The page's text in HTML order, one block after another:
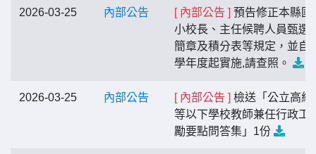
2026-03-25 內部公告 [ 內部公告 ] 預告修正本縣國
小校長、主任候聘人員甄選
簡章及積分表等規定，並自
學年度起實施,請查照。
2026-03-25 內部公告 [ 內部公告 ] 檢送「公立高級
等以下學校教師兼任行政工
勵要點問答集」1份